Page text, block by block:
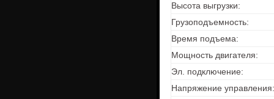
Высота выгрузки:
Грузоподъемность:
Время подъема:
Мощность двигателя:
Эл. подключение:
Напряжение управления: